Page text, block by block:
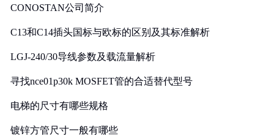
CONOSTAN公司简介
C13和C14插头国标与欧标的区别及其标准解析
LGJ-240/30导线参数及载流量解析
寻找nce01p30k MOSFET管的合适替代型号
电梯的尺寸有哪些规格
镀锌方管尺寸一般有哪些